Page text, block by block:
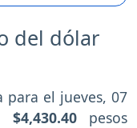
del dólar
para el jueves, 07
$4,430.40 pesos